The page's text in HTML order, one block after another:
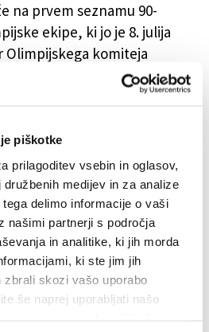
piškotke
prilagoditev vsebin in oglasov,
medijev in za analize
delimo informacije o vaši
našimi partnerji s področja
in analitike, ki jih morda
ki ste jim jih
zbrali skozi vašo uporabo
še naprej uporabljati našo
na prvem seznamu 90-
ekipe, ki jo je 8. julija
komiteja
kolesarjev je bil tedaj še
dirki pa sta na seznamu
Mohorič.
za STA dejal, da se še ni
za OI in do bo to bo
podatkov sicer še
seznanjen, so posledice
hujše, kot je sprva kazalo,»
Kisovčana tedaj dejal